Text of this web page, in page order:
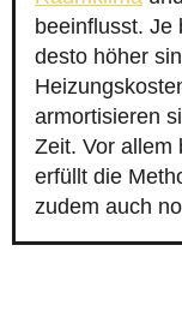
beeinflusst. Je
desto höher
armortisieren
Zeit. Vor allem
erfüllt die
zudem auch